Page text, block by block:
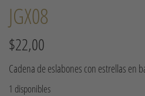
JGX08
$22,00
Cadena de eslabones con estrellas en
1 disponibles